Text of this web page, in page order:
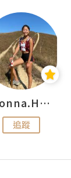
Honna.H 出走
追蹤